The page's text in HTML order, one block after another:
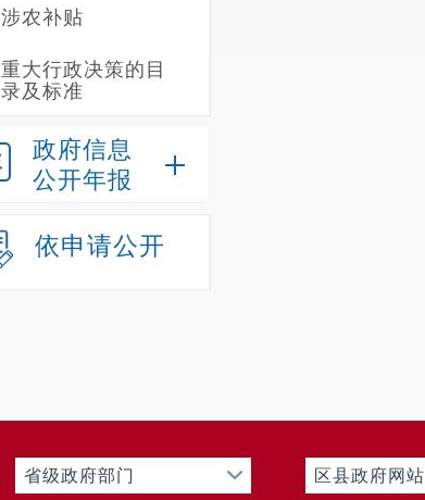
涉农补贴
重大行政决策的目
录及标准
政府信息
公开年报
依申请公开
省级政府部门 区县政府网站